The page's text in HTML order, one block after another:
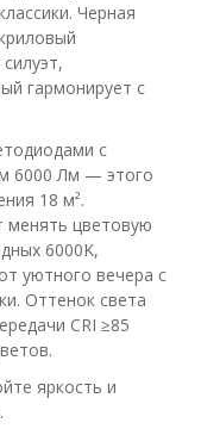
Черная
гармонирует с
с
6000 Лм — этого
18 м².
менять цветовую
6000K,
уютного вечера с
Оттенок света
CRI ≥85
яркость и